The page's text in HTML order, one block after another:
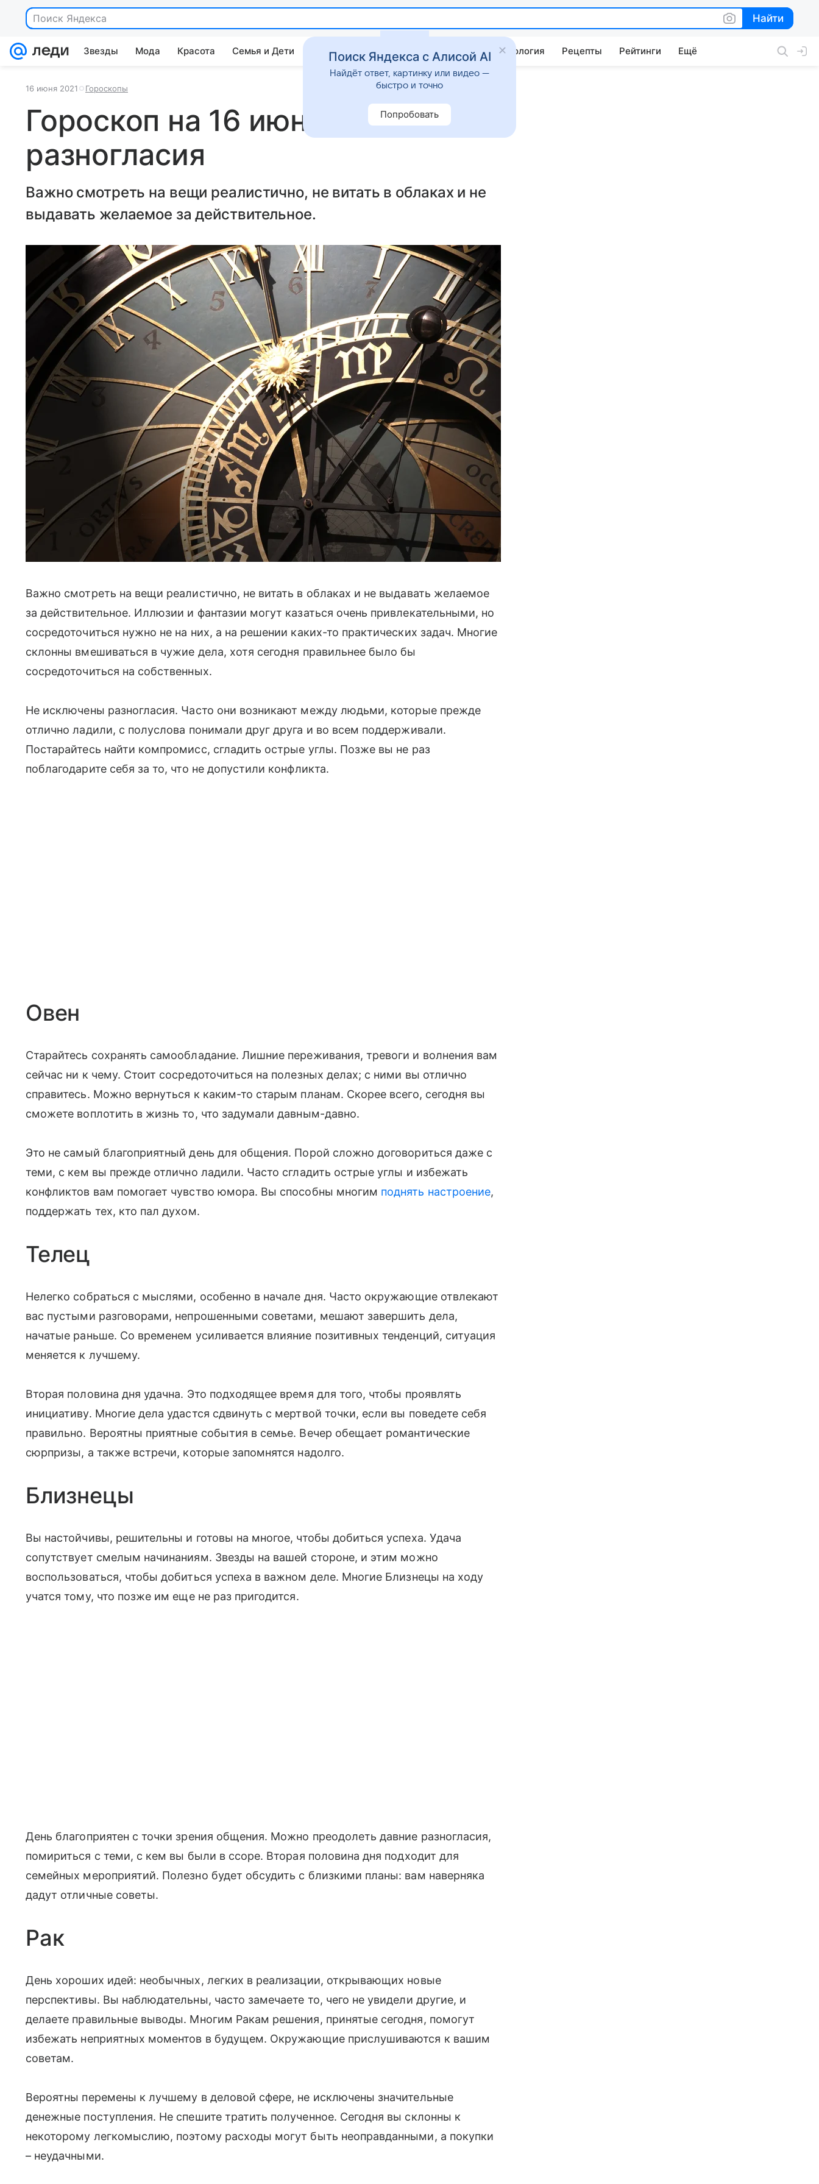
Поиск Яндекса Найти
Найти
Звезды Мода Красота Семья и Дети Дом Гороскопы Стиль жизни Психология Рецепты Рейтинги Ещё
16 июня 2021 Гороскопы
Гороскоп на 16 июня: возможны
разногласия
Важно смотреть на вещи реалистично, не витать в облаках и не
выдавать желаемое за действительное.
Важно смотреть на вещи реалистично, не витать в облаках и не выдавать желаемое
за действительное. Иллюзии и фантазии могут казаться очень привлекательными, но
сосредоточиться нужно не на них, а на решении каких-то практических задач. Многие
склонны вмешиваться в чужие дела, хотя сегодня правильнее было бы
сосредоточиться на собственных.
Не исключены разногласия. Часто они возникают между людьми, которые прежде
отлично ладили, с полуслова понимали друг друга и во всем поддерживали.
Постарайтесь найти компромисс, сгладить острые углы. Позже вы не раз
поблагодарите себя за то, что не допустили конфликта.
Овен
Старайтесь сохранять самообладание. Лишние переживания, тревоги и волнения вам
сейчас ни к чему. Стоит сосредоточиться на полезных делах; с ними вы отлично
справитесь. Можно вернуться к каким-то старым планам. Скорее всего, сегодня вы
сможете воплотить в жизнь то, что задумали давным-давно.
Это не самый благоприятный день для общения. Порой сложно договориться даже с
теми, с кем вы прежде отлично ладили. Часто сгладить острые углы и избежать
конфликтов вам помогает чувство юмора. Вы способны многим поднять настроение,
поддержать тех, кто пал духом.
Телец
Нелегко собраться с мыслями, особенно в начале дня. Часто окружающие отвлекают
вас пустыми разговорами, непрошенными советами, мешают завершить дела,
начатые раньше. Со временем усиливается влияние позитивных тенденций, ситуация
меняется к лучшему.
Вторая половина дня удачна. Это подходящее время для того, чтобы проявлять
инициативу. Многие дела удастся сдвинуть с мертвой точки, если вы поведете себя
правильно. Вероятны приятные события в семье. Вечер обещает романтические
сюрпризы, а также встречи, которые запомнятся надолго.
Близнецы
Вы настойчивы, решительны и готовы на многое, чтобы добиться успеха. Удача
сопутствует смелым начинаниям. Звезды на вашей стороне, и этим можно
воспользоваться, чтобы добиться успеха в важном деле. Многие Близнецы на ходу
учатся тому, что позже им еще не раз пригодится.
День благоприятен с точки зрения общения. Можно преодолеть давние разногласия,
помириться с теми, с кем вы были в ссоре. Вторая половина дня подходит для
семейных мероприятий. Полезно будет обсудить с близкими планы: вам наверняка
дадут отличные советы.
Рак
День хороших идей: необычных, легких в реализации, открывающих новые
перспективы. Вы наблюдательны, часто замечаете то, чего не увидели другие, и
делаете правильные выводы. Многим Ракам решения, принятые сегодня, помогут
избежать неприятных моментов в будущем. Окружающие прислушиваются к вашим
советам.
Вероятны перемены к лучшему в деловой сфере, не исключены значительные
денежные поступления. Не спешите тратить полученное. Сегодня вы склонны к
некоторому легкомыслию, поэтому расходы могут быть неоправданными, а покупки
– неудачными.
Поиск Яндекса с Алисой AI
Найдёт ответ, картинку или видео —
быстро и точно
Попробовать